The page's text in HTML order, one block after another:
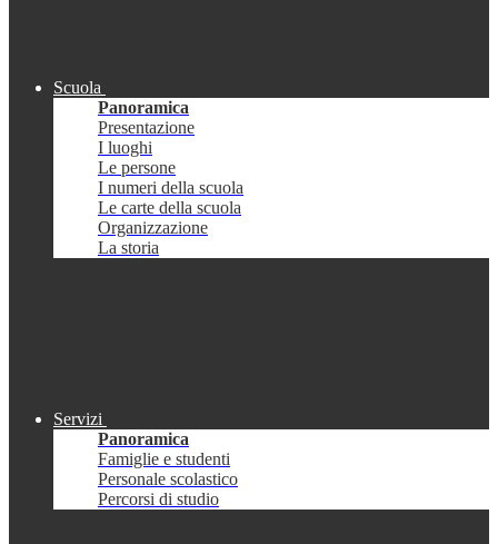
Scuola
Panoramica
Presentazione
I luoghi
Le persone
I numeri della scuola
Le carte della scuola
Organizzazione
La storia
Servizi
Panoramica
Famiglie e studenti
Personale scolastico
Percorsi di studio